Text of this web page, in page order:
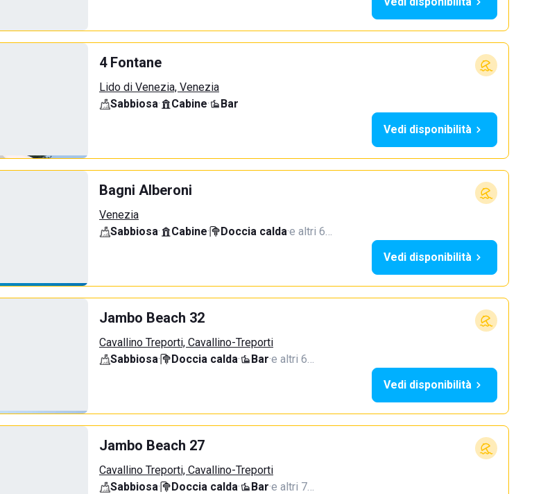
4 Fontane
Lido di Venezia, Venezia
Sabbiosa· Cabine·
Bar
Vedi disponibilità
Bagni Alberoni
Venezia
Sabbiosa· Cabine· Doccia calda·e altri 6…
Vedi disponibilità
Jambo Beach 32
Cavallino Treporti, Cavallino-Treporti
Sabbiosa· Doccia calda· Bar·e altri 6…
Vedi disponibilità
Jambo Beach 27
Cavallino Treporti, Cavallino-Treporti
Sabbiosa· Doccia calda· Bar·e altri 7…